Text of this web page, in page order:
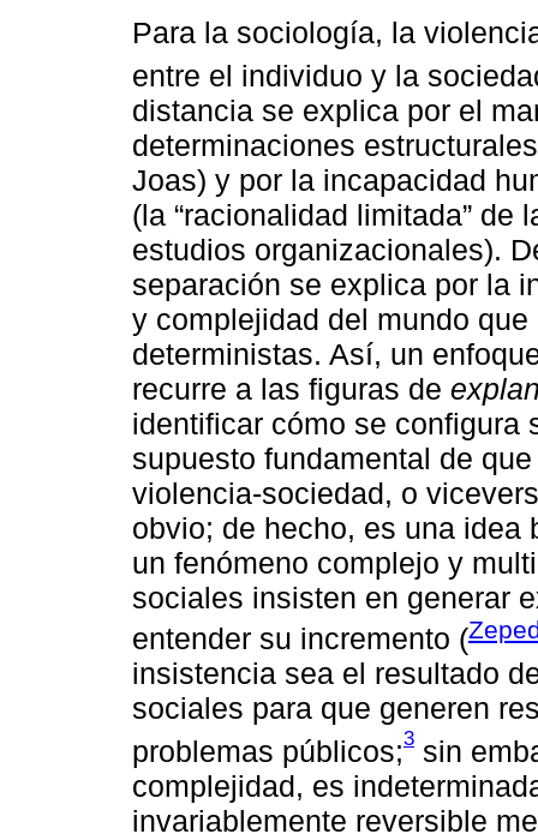
Para la sociología, la
entre el individuo y la
distancia se explica por el
determinaciones
Joas) y por la incapacidad
(la “racionalidad limitada” de
estudios organizacionales).
separación se explica por la
y complejidad del mundo
deterministas. Así, un
recurre a las figuras de
identificar cómo se configura
supuesto fundamental de
violencia-sociedad, o
obvio; de hecho, es una idea
un fenómeno complejo y
sociales insisten en generar
entender su incremento (
insistencia sea el resultado
sociales para que generen
problemas públicos;3 sin
complejidad, es
invariablemente reversible